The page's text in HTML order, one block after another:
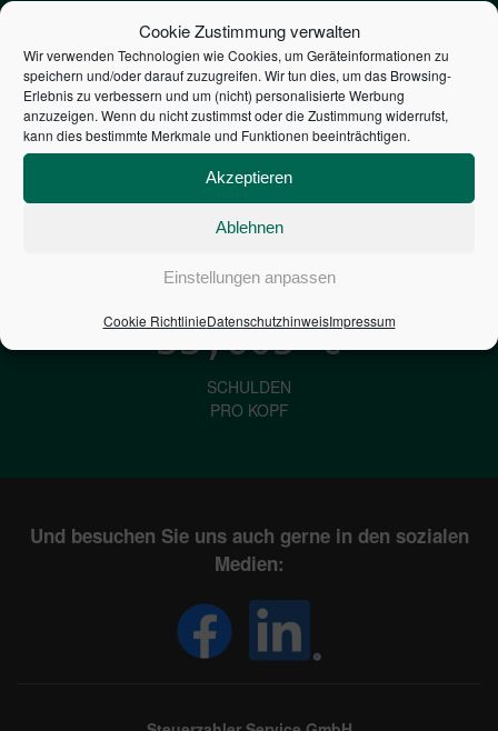
Cookie Zustimmung verwalten
Wir verwenden Technologien wie Cookies, um Geräteinformationen zu
speichern und/oder darauf zuzugreifen. Wir tun dies, um das Browsing-
Erlebnis zu verbessern und um (nicht) personalisierte Werbung
anzuzeigen. Wenn du nicht zustimmst oder die Zustimmung widerrufst,
kann dies bestimmte Merkmale und Funktionen beeinträchtigen.
Akzeptieren
Ablehnen
Einstellungen anpassen
Cookie RichtlinieDatenschutzhinweisImpressum
1,601€
ZINSEN
PRO SEKUNDE
2,804,979,656,748
STAATSVERSCHULDUNG
33,605€
SCHULDEN
PRO KOPF
Und besuchen Sie uns auch gerne in den sozialen
Medien: